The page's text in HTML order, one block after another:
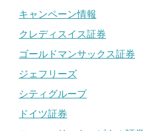
キャンペーン情報
クレディスイス証券
ゴールドマンサックス証券
ジェフリーズ
シティグループ
ドイツ証券